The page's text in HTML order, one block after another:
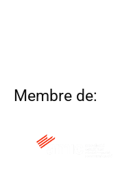
Membre de: